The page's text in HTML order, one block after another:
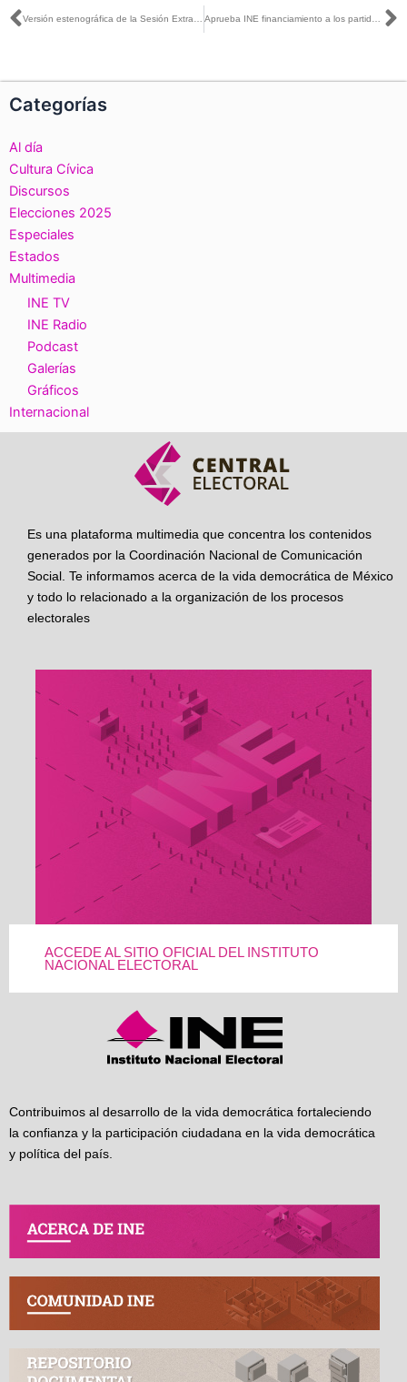
Ant
Categorías
Al día
Cultura Cívica
Discursos
Elecciones 2025
Especiales
Estados
Multimedia
INE TV
INE Radio
Podcast
Galerías
Gráficos
Internacional
Es una plataforma multimedia que concentra los contenidos
generados por la Coordinación Nacional de Comunicación
Social. Te informamos acerca de la vida democrática de México
y todo lo relacionado a la organización de los procesos
electorales
ACCEDE AL SITIO OFICIAL DEL INSTITUTO
NACIONAL ELECTORAL
Contribuimos al desarrollo de la vida democrática fortaleciendo
la confianza y la participación ciudadana en la vida democrática
y política del país.